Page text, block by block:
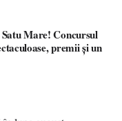
premii și un